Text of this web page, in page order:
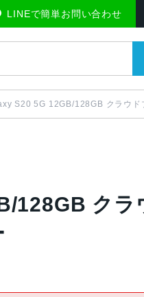
モバマーケット
LINEで簡単お問い合わせ
S20 5G 12GB/128GB クラウ
128GB クラ